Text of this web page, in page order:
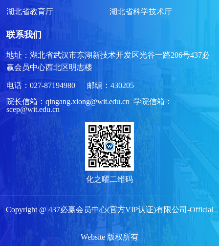
湖北省教育厅 湖北省科学技术厅
联系我们
地址：湖北省武汉市东湖新技术开发区光谷一路206号437必
赢会员中心西北区明志楼
电话：027-87194980 邮编：430205
院长信箱：qingang.xiong@wit.edu.cn 学院信箱：
scep@wit.edu.cn
化之曜二维码
Copyright @ 437必赢会员中心(官方VIP认证)有限公司-Official
Website 版权所有